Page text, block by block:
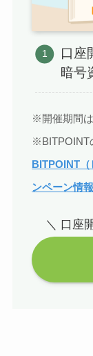
口座
暗号
※開催期間
※BITPOINT
BITPOINT
ンペーン情
＼ 口座